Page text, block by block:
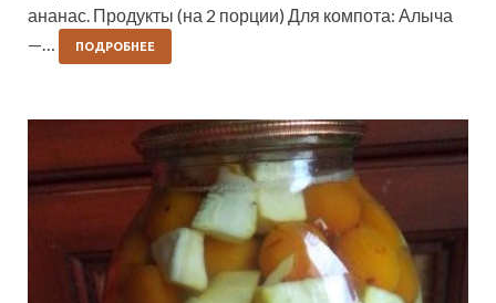
ананас. Продукты (на 2 порции) Для компота: Алыча
—…
ПОДРОБНЕЕ